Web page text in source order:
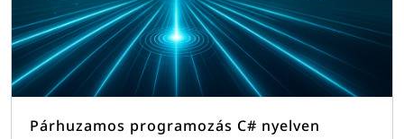
Párhuzamos programozás C# nyelven